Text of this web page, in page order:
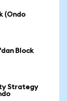
(Ondo
Block
Strategy